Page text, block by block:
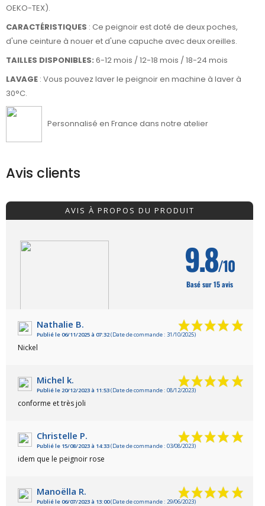
OEKO-TEX).
CARACTÉRISTIQUES : Ce peignoir est doté de deux poches,
d'une ceinture à nouer et d'une capuche avec deux oreilles.
TAILLES DISPONIBLES: 6-12 mois / 12-18 mois / 18-24 mois
LAVAGE : Vous pouvez laver le peignoir en machine à laver à
30°C.
Personnalisé en France dans notre atelier
Avis clients
AVIS À PROPOS DU PRODUIT
VOIR L'ATTESTATION
9.8/10
Basé sur 15 avis
Nathalie B.
Publié le 06/11/2025 à 07:32(Date de commande : 31/10/2025)
Nickel
Michel k.
Publié le 20/12/2023 à 11:53(Date de commande : 08/12/2023)
conforme et très joli
Christelle P.
Publié le 15/08/2023 à 14:33(Date de commande : 03/08/2023)
idem que le peignoir rose
Manoëlla R.
Publié le 06/07/2023 à 13:00(Date de commande : 29/06/2023)